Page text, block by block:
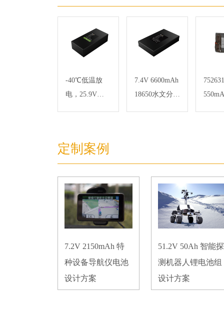
-40℃低温放
电，25.9V
7.4V 6600mAh
18650水文分站
定制案例
7.2V 2150mAh 特
种设备导航仪电池
设计方案
51.2V 50Ah 智能探
测机器人锂电池组
设计方案